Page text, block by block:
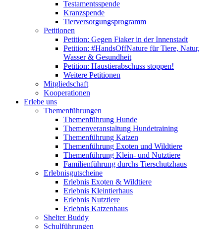
Testamentsspende
Kranzspende
Tierversorgungsprogramm
Petitionen
Petition: Gegen Fiaker in der Innenstadt
Petition: #HandsOffNature für Tiere, Natur,
Wasser & Gesundheit
Petition: Haustierabschuss stoppen!
Weitere Petitionen
Mitgliedschaft
Kooperationen
Erlebe uns
Themenführungen
Themenführung Hunde
Themenveranstaltung Hundetraining
Themenführung Katzen
Themenführung Exoten und Wildtiere
Themenführung Klein- und Nutztiere
Familienführung durchs Tierschutzhaus
Erlebnisgutscheine
Erlebnis Exoten & Wildtiere
Erlebnis Kleintierhaus
Erlebnis Nutztiere
Erlebnis Katzenhaus
Shelter Buddy
Schulführungen